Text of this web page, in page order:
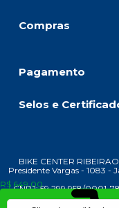
Compras
Pagamento
Selos e
BIKE CENTER
Presidente Vargas - 1083
CNPJ: 59.299.958/0001-
R$ 649,00